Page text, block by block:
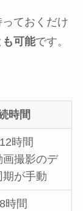
ておくだけ
可能です。
時間
時間
画撮影のデ
期が手動
時間